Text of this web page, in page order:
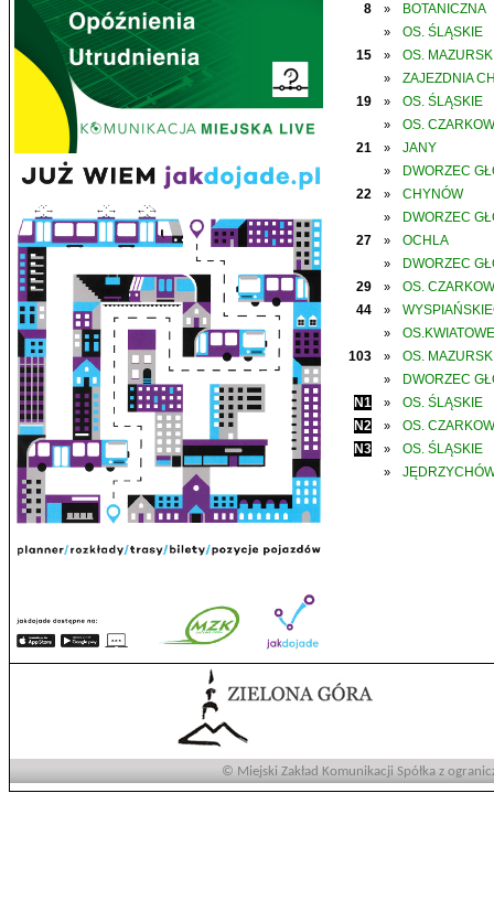
8
» BOTANICZNA
»
OS. ŚLĄSKIE
15
» OS.
»
ZAJEZDNIA
19
» OS. ŚLĄSKIE
»
OS.
21
» JANY
»
DWORZEC
22
» CHYNÓW
»
DWORZEC
27
» OCHLA
»
DWORZEC
29
»
OS.
44
»
»
OS.KWIATOWE
103
» OS.
»
DWORZEC
N1
»
OS. ŚLĄSKIE
N2
»
OS.
N3
» OS. ŚLĄSKIE
»
© Miejski Zakład Komunikacji Spółka z